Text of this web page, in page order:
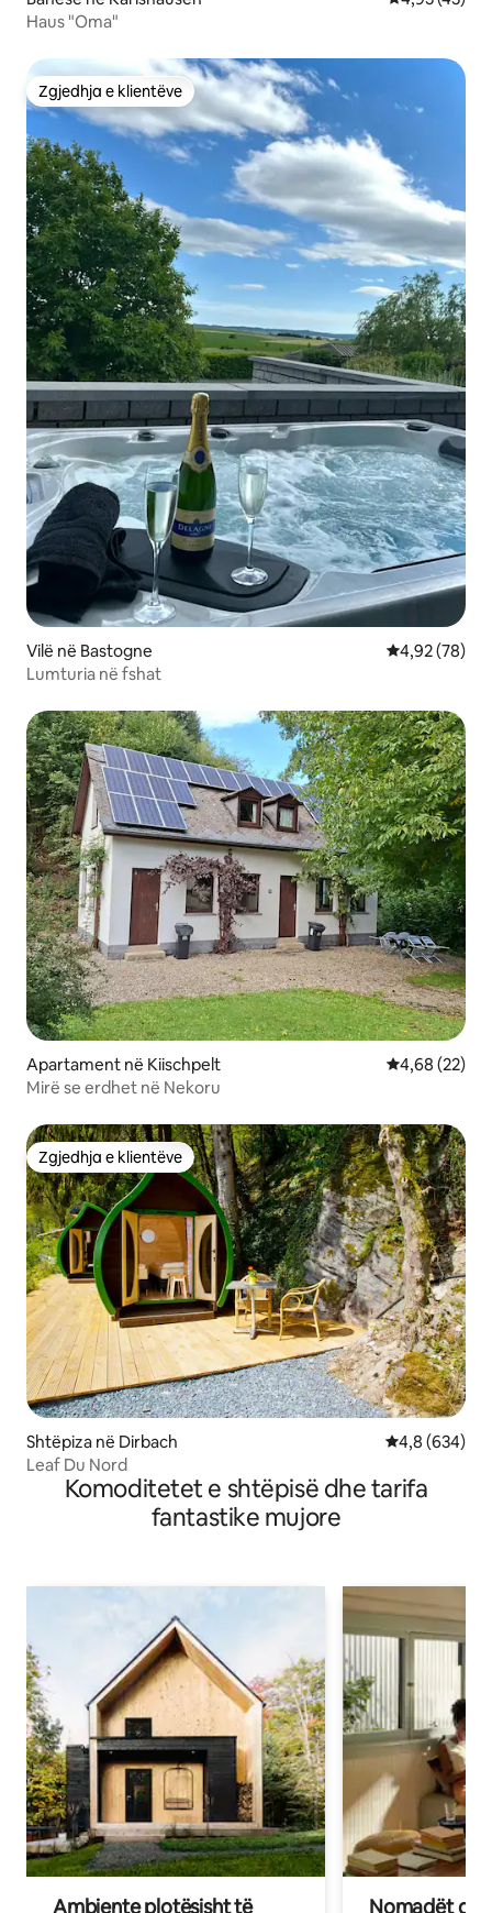
Haus "Oma"
Zgjedhja e klientëve
Zgjedhja e klientëve
Vilë në Bastogne Vlerësimi
4,92 (78)
Lumturia në fshat
Apartament në Kiischpelt Vlerësimi
4,68 (22)
Mirë se erdhet në Nekoru
Zgjedhja e klientëve
Zgjedhja e klientëve
Shtëpiza në Dirbach Vlerësimi
4,8 (634)
Leaf Du Nord
Komoditetet e shtëpisë dhe tarifa
fantastike mujore
Ambiente plotësisht të Nomadët